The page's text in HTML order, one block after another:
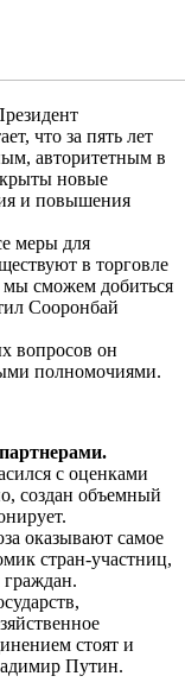
что за пять лет
авторитетным в
новые
и повышения
меры для
в торговле
сможем добиться
Сооронбай
вопросов он
полномочиями.
с оценками
создан объемный
оказывают самое
стран-участниц,
стоят и
Путин.